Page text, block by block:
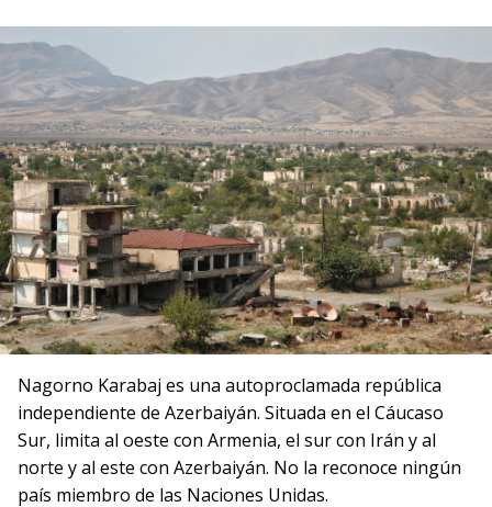
Nagorno Karabaj es una autoproclamada república
independiente de Azerbaiyán. Situada en el Cáucaso
Sur, limita al oeste con Armenia, el sur con Irán y al
norte y al este con Azerbaiyán. No la reconoce ningún
país miembro de las Naciones Unidas.